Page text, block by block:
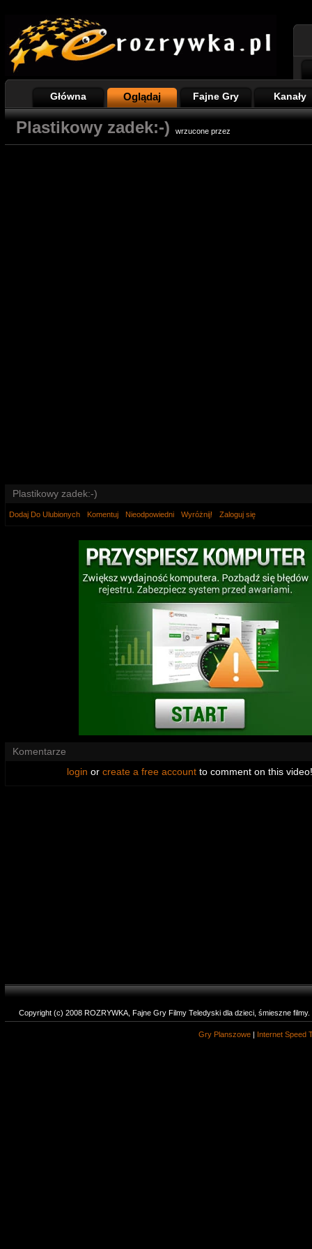
Główna Oglądaj Fajne Gry Kanały
Plastikowy zadek:-) wrzucone przez
Plastikowy zadek:-)
Dodaj Do Ulubionych Komentuj Nieodpowiedni Wyróżnij! Zaloguj się
Komentarze
login or create a free accountto comment on this video!
Copyright (c) 2008 ROZRYWKA, Fajne Gry Filmy Teledyski dla dzieci, śmieszne
Gry Planszowe | Internet Speed